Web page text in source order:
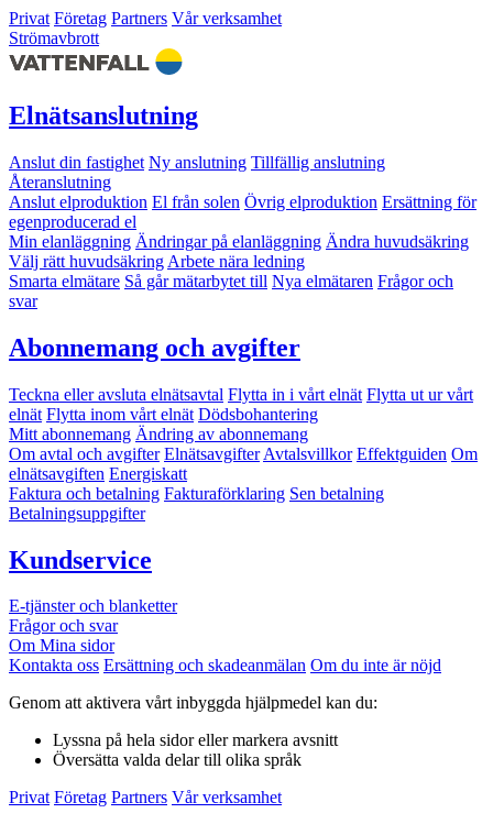
Privat Företag Partners Vår verksamhet
Strömavbrott
Elnätsanslutning
Anslut din fastighet Ny anslutning Tillfällig anslutning
Återanslutning
Anslut elproduktion El från solen Övrig elproduktion Ersättning för
egenproducerad el
Min elanläggning Ändringar på elanläggning Ändra huvudsäkring
Välj rätt huvudsäkring Arbete nära ledning
Smarta elmätare Så går mätarbytet till Nya elmätaren Frågor och
svar
Abonnemang och avgifter
Teckna eller avsluta elnätsavtal Flytta in i vårt elnät Flytta ut ur vårt
elnät Flytta inom vårt elnät Dödsbohantering
Mitt abonnemang Ändring av abonnemang
Om avtal och avgifter Elnätsavgifter Avtalsvillkor Effektguiden Om
elnätsavgiften Energiskatt
Faktura och betalning Fakturaförklaring Sen betalning
Betalningsuppgifter
Kundservice
E-tjänster och blanketter
Frågor och svar
Om Mina sidor
Kontakta oss Ersättning och skadeanmälan Om du inte är nöjd
Genom att aktivera vårt inbyggda hjälpmedel kan du:
Lyssna på hela sidor eller markera avsnitt
Översätta valda delar till olika språk
Privat Företag Partners Vår verksamhet